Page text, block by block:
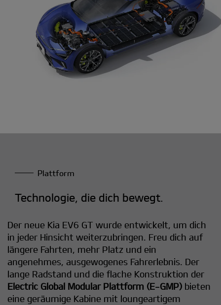
Plattform
Technologie, die dich bewegt.
Der neue Kia EV6 GT wurde entwickelt, um dich
in jeder Hinsicht weiterzubringen. Freu dich auf
längere Fahrten, mehr Platz und ein
angenehmes, ausgewogenes Fahrerlebnis. Der
lange Radstand und die flache Konstruktion der
Electric Global Modular Plattform (E-GMP) bieten
eine geräumige Kabine mit loungeartigem